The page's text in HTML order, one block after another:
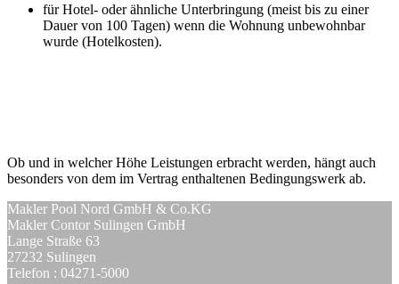
für Hotel- oder ähnliche Unterbringung (meist bis zu einer
Dauer von 100 Tagen) wenn die Wohnung unbewohnbar
wurde (Hotelkosten).
Ob und in welcher Höhe Leistungen erbracht werden, hängt auch
besonders von dem im Vertrag enthaltenen Bedingungswerk ab.
Makler Pool Nord GmbH & Co.KG
Makler Contor Sulingen GmbH
Lange Straße 63
27232 Sulingen
Telefon : 04271-5000